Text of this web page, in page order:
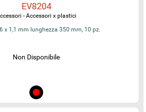
EV8204
- Accessori x plastici
x 1,1 mm lunghezza 350 mm, 10 pz.
Non Disponibile